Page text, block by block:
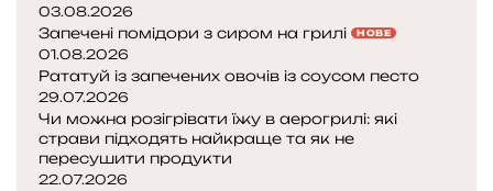
х
г
т
у
в
а
т
03.08.2026
Запечені помідори з сиром на грилі НОВЕ
01.08.2026
Рататуй із запечених овочів із соусом песто
29.07.2026
Чи можна розігрівати їжу в аерогрилі: які
страви підходять найкраще та як не
пересушити продукти
22.07.2026